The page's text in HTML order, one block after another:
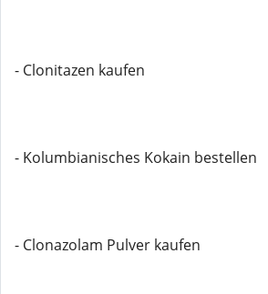
- Clonitazen kaufen
- Kolumbianisches Kokain bestellen
- Clonazolam Pulver kaufen